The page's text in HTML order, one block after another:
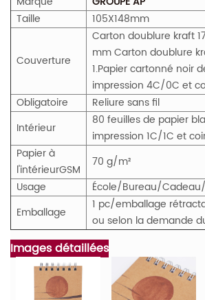
Taille
105X148mm
Couverture
Carton doublure kraft
mm Carton doublure
1.Papier cartonné noir
impression 4C/0C et
Obligatoire
Reliure sans fil
Intérieur
80 feuilles de papier
impression 1C/1C et
Papier à
l'intérieurGSM
70 g/m²
Usage
École/Bureau/
Emballage
1 pc/emballage
ou selon la demande
Images détaillées